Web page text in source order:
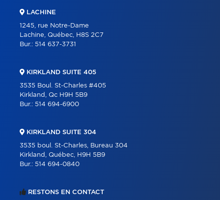
LACHINE
1245, rue Notre-Dame
Lachine, Québec, H8S 2C7
Bur.: 514 637-3731
KIRKLAND SUITE 405
3535 Boul. St-Charles #405
Kirkland, Qc H9H 5B9
Bur.: 514 694-6900
KIRKLAND SUITE 304
3535 boul. St-Charles, Bureau 304
Kirkland, Québec, H9H 5B9
Bur.: 514 694-0840
RESTONS EN CONTACT